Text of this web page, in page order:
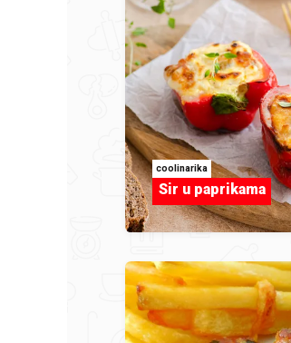
coolinarika
Sir u paprikama